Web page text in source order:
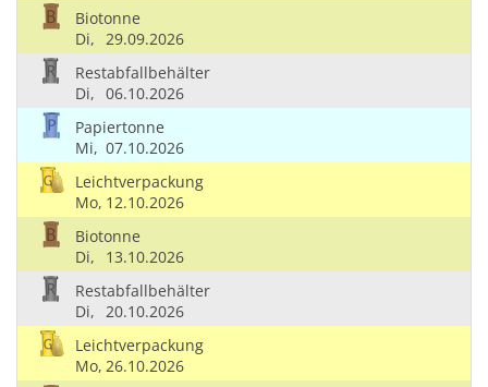
Biotonne
Di, 29.09.2026
Restabfallbehälter
Di, 06.10.2026
Papiertonne
Mi, 07.10.2026
Leichtverpackung
Mo, 12.10.2026
Biotonne
Di,
13.10.2026
Restabfallbehälter
Di, 20.10.2026
Leichtverpackung
Mo, 26.10.2026